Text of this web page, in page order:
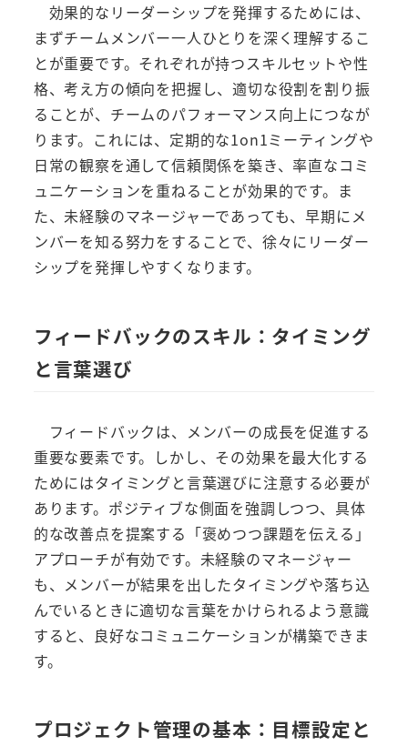
効果的なリーダーシップを発揮するためには、
まずチームメンバー一人ひとりを深く理解するこ
とが重要です。それぞれが持つスキルセットや性
格、考え方の傾向を把握し、適切な役割を割り振
ることが、チームのパフォーマンス向上につなが
ります。これには、定期的な1on1ミーティングや
日常の観察を通して信頼関係を築き、率直なコミ
ュニケーションを重ねることが効果的です。ま
た、未経験のマネージャーであっても、早期にメ
ンバーを知る努力をすることで、徐々にリーダー
シップを発揮しやすくなります。
フィードバックのスキル：タイミング
と言葉選び
フィードバックは、メンバーの成長を促進する
重要な要素です。しかし、その効果を最大化する
ためにはタイミングと言葉選びに注意する必要が
あります。ポジティブな側面を強調しつつ、具体
的な改善点を提案する「褒めつつ課題を伝える」
アプローチが有効です。未経験のマネージャー
も、メンバーが結果を出したタイミングや落ち込
んでいるときに適切な言葉をかけられるよう意識
すると、良好なコミュニケーションが構築できま
す。
プロジェクト管理の基本：目標設定と